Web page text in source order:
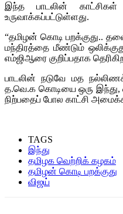
இந்த பாடலின் காட்சிகள்
உருவாக்கப்பட்டுள்ளது.
“தமிழன் கொடி பறக்குது..
மந்திரத்தை மீண்டும்
எம்ஜிஆரை குறிப்பதாக
பாடலின் நடுவே மத
த.வெ.க கொடியை ஒரு இந்து,
நிற்பதைப் போல காட்சி
TAGS
இந்து
தமிழக வெற்றிக் கழகம்
தமிழன் கொடி பறக்குது
விஜய்